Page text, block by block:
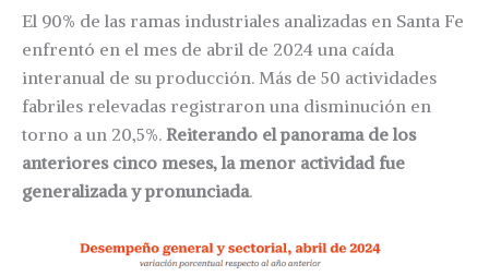
El 90% de las ramas industriales analizadas en Santa Fe
enfrentó en el mes de abril de 2024 una caída
interanual de su producción. Más de 50 actividades
fabriles relevadas registraron una disminución en
torno a un 20,5%. Reiterando el panorama de los
anteriores cinco meses, la menor actividad fue
generalizada y pronunciada.